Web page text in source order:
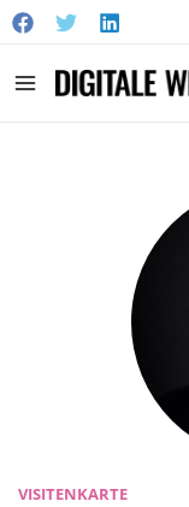
Main
VISITENKARTE